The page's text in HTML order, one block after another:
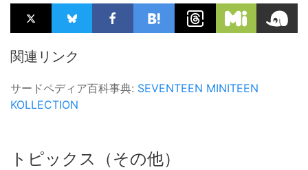
関連リンク
サードペディア百科事典: SEVENTEEN MINITEEN
KOLLECTION
トピックス（その他）